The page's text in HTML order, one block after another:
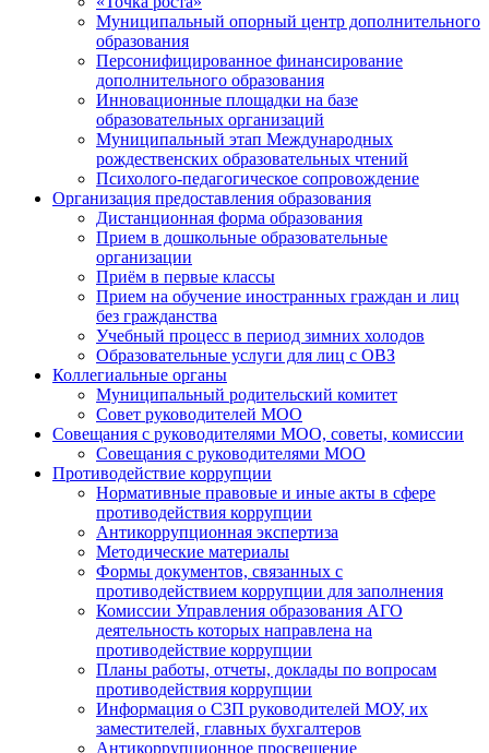
Муниципальный опорный центр дополнительного
образования
Персонифицированное финансирование
дополнительного образования
Инновационные площадки на базе
образовательных организаций
Муниципальный этап Международных
рождественских образовательных чтений
Психолого-педагогическое сопровождение
Организация предоставления образования
Дистанционная форма образования
Прием в дошкольные образовательные
организации
Приём в первые классы
Прием на обучение иностранных граждан и лиц
без гражданства
Учебный процесс в период зимних холодов
Образовательные услуги для лиц с ОВЗ
Коллегиальные органы
Муниципальный родительский комитет
Совет руководителей МОО
Совещания с руководителями МОО, советы, комиссии
Совещания с руководителями МОО
Противодействие коррупции
Нормативные правовые и иные акты в сфере
противодействия коррупции
Антикоррупционная экспертиза
Методические материалы
Формы документов, связанных с
противодействием коррупции для заполнения
Комиссии Управления образования АГО
деятельность которых направлена на
противодействие коррупции
Планы работы, отчеты, доклады по вопросам
противодействия коррупции
Информация о СЗП руководителей МОУ, их
заместителей, главных бухгалтеров
Антикоррупционное просвещение